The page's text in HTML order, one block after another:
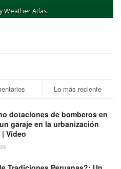
Weather Atlas
Lo más reciente
dotaciones de bomberos en
garaje en la urbanización
Vídeo